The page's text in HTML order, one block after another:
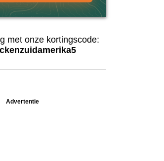
met onze kortingscode:
Advertentie